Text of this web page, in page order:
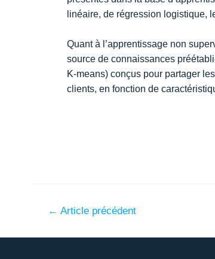
linéaire, de régression logistique,
Quant à l’apprentissage non
source de connaissances
K-means) conçus pour partager
clients, en fonction de
← Article précédent